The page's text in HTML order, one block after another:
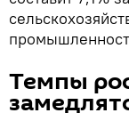
Темпы